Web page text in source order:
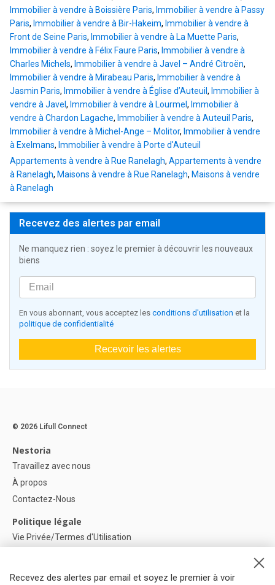
Immobilier à vendre à Boissière Paris, Immobilier à vendre à Passy
Paris, Immobilier à vendre à Bir-Hakeim, Immobilier à vendre à
Front de Seine Paris, Immobilier à vendre à La Muette Paris,
Immobilier à vendre à Félix Faure Paris, Immobilier à vendre à
Charles Michels, Immobilier à vendre à Javel – André Citroën,
Immobilier à vendre à Mirabeau Paris, Immobilier à vendre à
Jasmin Paris, Immobilier à vendre à Église d’Auteuil , Immobilier à
vendre à Javel , Immobilier à vendre à Lourmel , Immobilier à
vendre à Chardon Lagache, Immobilier à vendre à Auteuil Paris,
Immobilier à vendre à Michel-Ange – Molitor, Immobilier à vendre
à Exelmans, Immobilier à vendre à Porte d'Auteuil
Appartements à vendre à Rue Ranelagh, Appartements à vendre
à Ranelagh, Maisons à vendre à Rue Ranelagh, Maisons à vendre
à Ranelagh
Recevez des alertes par email
Ne manquez rien : soyez le premier à découvrir les nouveaux
biens
En vous abonnant, vous acceptez les conditions d'utilisation et la
politique de confidentialité
Recevoir les alertes
Recevez des alertes par email et soyez le premier à voir
© 2026 Lifull Connect
Nestoria
Travaillez avec nous
À propos
Contactez-Nous
Politique légale
Vie Privée/Termes d'Utilisation